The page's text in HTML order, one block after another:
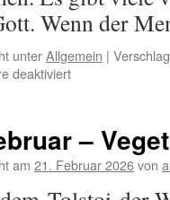
Wenn der
unterAllgemein |
deaktiviertfür
Gottes
Unergründlichkeit
–
am 21. Februar 2026von